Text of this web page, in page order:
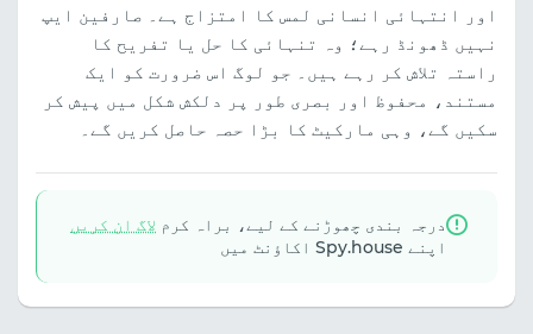
اور انتہائی انسانی لمس کا امتزاج ہے۔ صارفین ایپ
نہیں ڈھونڈ رہے؛ وہ تنہائی کا حل یا تفریح کا
راستہ تلاش کر رہے ہیں۔ جو لوگ اس ضرورت کو ایک
مستند، محفوظ اور بصری طور پر دلکش شکل میں پیش کر
سکیں گے، وہی مارکیٹ کا بڑا حصہ حاصل کریں گے۔
درجہ بندی چھوڑنے کے لیے، براہ کرم لاگ ان کریں
اپنے Spy.house اکاؤنٹ میں